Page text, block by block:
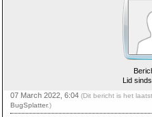
Lid
07 March 2022, 6:04 (Dit bericht is het
BugSplatter.)